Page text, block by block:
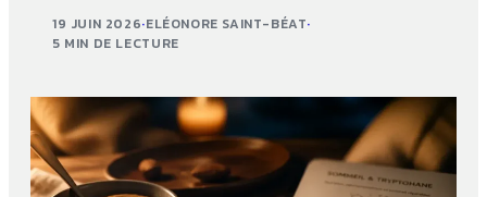
19 JUIN 2026·ELÉONORE SAINT-BÉAT·
5 MIN DE LECTURE